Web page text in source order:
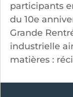
participants
du 10e
Grande
industrielle
matières :